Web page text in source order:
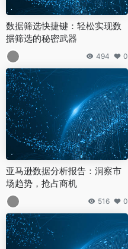
数据筛选快捷键：轻松实现数
据筛选的秘密武器
494 0
亚马逊数据分析报告：洞察市
场趋势，抢占商机
516 0